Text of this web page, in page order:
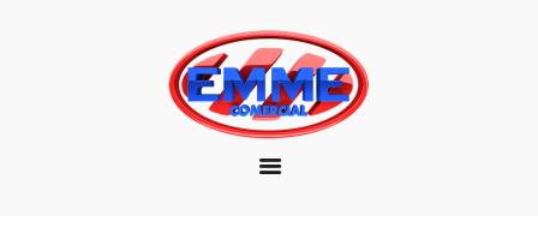
EMPRESA
MARCAS
PRODUTOS